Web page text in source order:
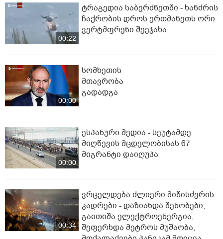
00:22
ტრაგედია საბერძნეთში - ხანძრის
ჩაქრობის დროს ერთმანეთს ორი
ვერტმფრენი შეეჯახა
00:00
სომხეთის
მთავრობა
გადადგა
00:00
ესპანური მედია - სეუტამდე
მიღწევის მცდელობისას 67
მიგრანტი დაიღუპა
00:34
ვრცელდება ძლიერი მიწისძვრის
კადრები - დაზიანდა შენობები,
გაითიშა ელექტროენერგია,
შეფერხდა მეტროს მუშაობა,